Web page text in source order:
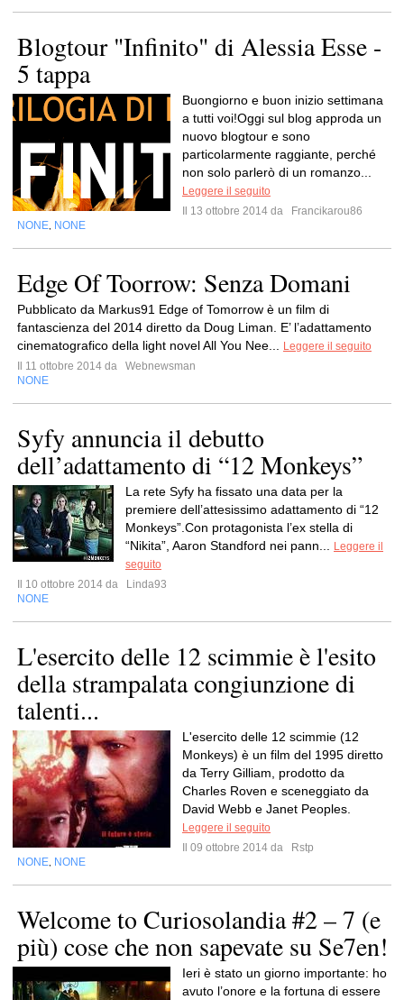
Blogtour "Infinito" di Alessia Esse -
5 tappa
Buongiorno e buon inizio settimana
a tutti voi!Oggi sul blog approda un
nuovo blogtour e sono
particolarmente raggiante, perché
non solo parlerò di un romanzo...
Leggere il seguito
Il 13 ottobre 2014 da
Francikarou86
NONE NONE
Edge Of Toorrow: Senza Domani
Pubblicato da Markus91 Edge of Tomorrow è un film di
fantascienza del 2014 diretto da Doug Liman. E’ l’adattamento
cinematografico della light novel All You Nee...
Leggere il seguito
Il 11 ottobre 2014 da
Webnewsman
NONE
Syfy annuncia il debutto
dell’adattamento di “12 Monkeys”
La rete Syfy ha fissato una data per la
premiere dell’attesissimo adattamento di “12
Monkeys”.Con protagonista l’ex stella di
“Nikita”, Aaron Standford nei pann...
Leggere il
seguito
Il 10 ottobre 2014 da
Linda93
NONE
L'esercito delle 12 scimmie è l'esito
della strampalata congiunzione di
talenti...
L'esercito delle 12 scimmie (12
Monkeys) è un film del 1995 diretto
da Terry Gilliam, prodotto da
Charles Roven e sceneggiato da
David Webb e Janet Peoples.
Leggere il seguito
Il 09 ottobre 2014 da
Rstp
NONE NONE
Welcome to Curiosolandia #2 – 7 (e
più) cose che non sapevate su Se7en!
Ieri è stato un giorno importante: ho
avuto l’onore e la fortuna di essere